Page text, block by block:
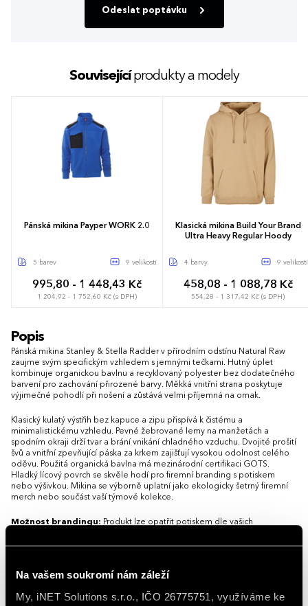
Na vašem soukromí nám záleží
My, iNET Solutions s.r.o., IČO 26775751, využíváme ke
Odeslat poptávku
Souvisejícíprodukty a modely
Pánská mikina Payper WORK 2.0
5 barev 9 velikostí
995,80 - 1 448,43 Kč
1 204,92 - 1 752,60 Kč (s DPH)
Klasická mikina Build Your Brand
Ultra Heavy Regular Hoody
4 barvy 9 velikostí
458,08 - 1 088,78 Kč
554,28 - 1 317,42 Kč (s DPH)
Popis
Pánská mikina Stanley & Stella Radder v přírodním odstínu Natural Raw
zaujme svým specifickým vzhledem s jemnými tečkami. Hutný úplet
kombinuje organickou bavlnu a recyklovaný polyester bez dodatečného
barvení pro zachování přirozené barvy. Měkká vnitřní strana poskytuje
výjimečné pohodlí při nošení a zůstává velmi příjemná na omak.
Klasický kulatý výstřih bez kapuce a zipu přispívá k čistému a
minimalistickému vzhledu. Pevné žebrované lemy na manžetách a
spodním okraji drží tvar a brání vnikání chladného vzduchu. Dvojité prošití
švů a vnitřní zpevňující páska za krkem zajišťují vysokou odolnost celého
oděvu. Použitá organická bavlna má mezinárodní certifikaci GOTS.
Hladký lícový povrch se skvěle hodí pro firemní branding s potiskem
nebo výšivkou. Mikina se výborně uplatní jako ekologicky šetrný firemní
merch nebo součást vaší týmové kolekce.
Možnost brandingu: Produkt lze opatřit potiskem dle vašich
ohledem na design i váš rozpočet.
Vlastnosti